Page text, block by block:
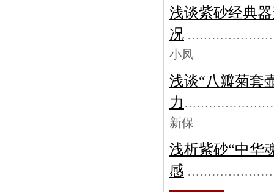
浅谈紫砂经典
况
小凤
浅谈“八瓣菊套
力
新保
浅析紫砂“中华
感